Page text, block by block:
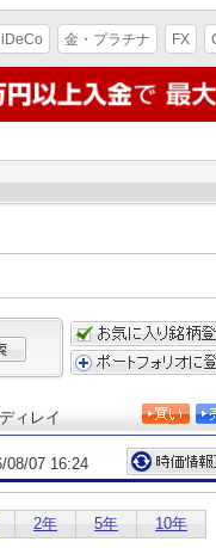
iDeCo 金・プラチナ FX